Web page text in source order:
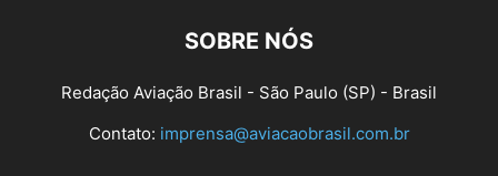
SOBRE NÓS
Redação Aviação Brasil - São Paulo (SP) - Brasil
Contato: imprensa@aviacaobrasil.com.br